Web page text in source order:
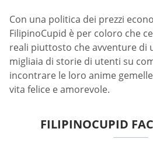
Con una politica dei prezzi
FilipinoCupid è per coloro che
reali piuttosto che avventure di
migliaia di storie di utenti su
incontrare le loro anime
vita felice e amorevole.
FILIPINOCUPID